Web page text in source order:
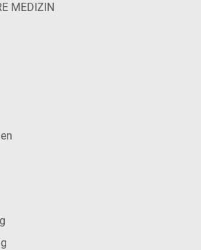
MEDIZIN